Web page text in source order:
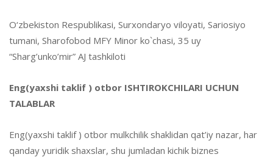
O‘zbekiston Respublikasi, Surxondaryo viloyati, Sariosiyo
tumani, Sharofobod MFY Minor ko`chasi, 35 uy
“Sharg’unko’mir” AJ tashkiloti
Eng(yaxshi taklif ) otbor ISHTIROKCHILARI UCHUN
TALABLAR
Eng(yaxshi taklif ) otbor mulkchilik shaklidan qat’iy nazar, har
qanday yuridik shaxslar, shu jumladan kichik biznes